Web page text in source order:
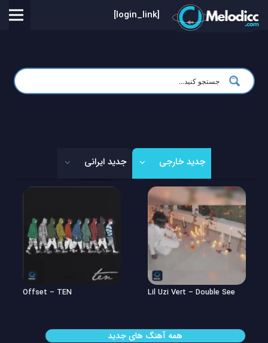
[login_link]
جدید خارجی جدید ایرانی
Lil Uzi Vert – Double See
Offset – TEN
همه آهنگ های جدید